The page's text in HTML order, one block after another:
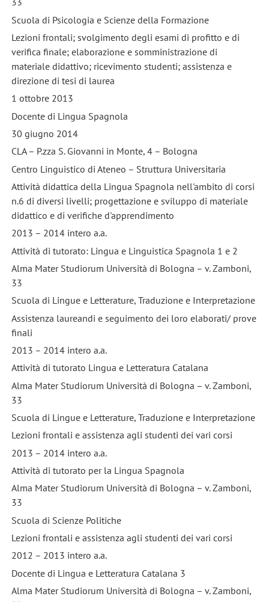
Scuola di Psicologia e Scienze della Formazione
Lezioni frontali; svolgimento degli esami di profitto e di
verifica finale; elaborazione e somministrazione di
materiale didattivo; ricevimento studenti; assistenza e
direzione di tesi di laurea
1 ottobre 2013
Docente di Lingua Spagnola
30 giugno 2014
CLA – P.zza S. Giovanni in Monte, 4 – Bologna
Centro Linguistico di Ateneo – Struttura Universitaria
Attività didattica della Lingua Spagnola nell'ambito di corsi
n.6 di diversi livelli; progettazione e sviluppo di materiale
didattico e di verifiche d'apprendimento
2013 – 2014 intero a.a.
Attività di tutorato: Lingua e Linguistica Spagnola 1 e 2
Alma Mater Studiorum Università di Bologna – v. Zamboni,
33
Scuola di Lingue e Letterature, Traduzione e Interpretazione
Assistenza laureandi e seguimento dei loro elaborati/ prove
finali
2013 – 2014 intero a.a.
Attività di tutorato Lingua e Letteratura Catalana
Alma Mater Studiorum Università di Bologna – v. Zamboni,
33
Scuola di Lingue e Letterature, Traduzione e Interpretazione
Lezioni frontali e assistenza agli studenti dei vari corsi
2013 – 2014 intero a.a.
Attività di tutorato per la Lingua Spagnola
Alma Mater Studiorum Università di Bologna – v. Zamboni,
33
Scuola di Scienze Politiche
Lezioni frontali e assistenza agli studenti dei vari corsi
2012 – 2013 intero a.a.
Docente di Lingua e Letteratura Catalana 3
Alma Mater Studiorum Università di Bologna – v. Zamboni,